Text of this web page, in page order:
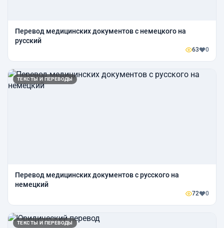
Перевод медицинских документов с немецкого на
русский
63 0
ТЕКСТЫ И ПЕРЕВОДЫ
Перевод медицинских документов с русского на
немецкий
72 0
ТЕКСТЫ И ПЕРЕВОДЫ